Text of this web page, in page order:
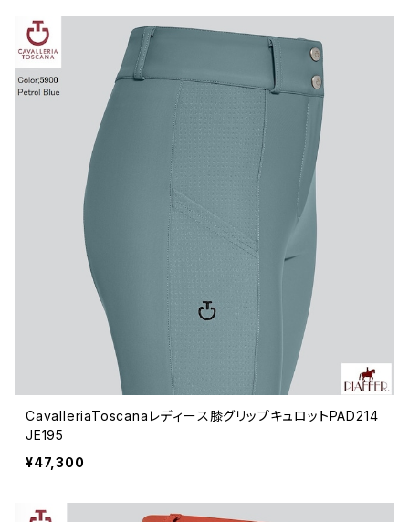
CavalleriaToscanaレディース膝グリップキュロットPAD214
JE195
¥47,300